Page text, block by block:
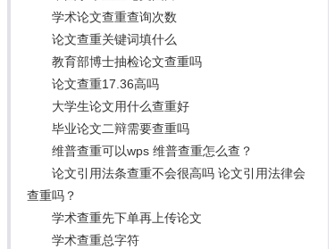
学术论文查重查询次数
论文查重关键词填什么
教育部博士抽检论文查重吗
论文查重17.36高吗
大学生论文用什么查重好
毕业论文二辩需要查重吗
维普查重可以wps 维普查重怎么查？
论文引用法条查重不会很高吗 论文引用法律会
查重吗？
学术查重先下单再上传论文
学术查重总字符